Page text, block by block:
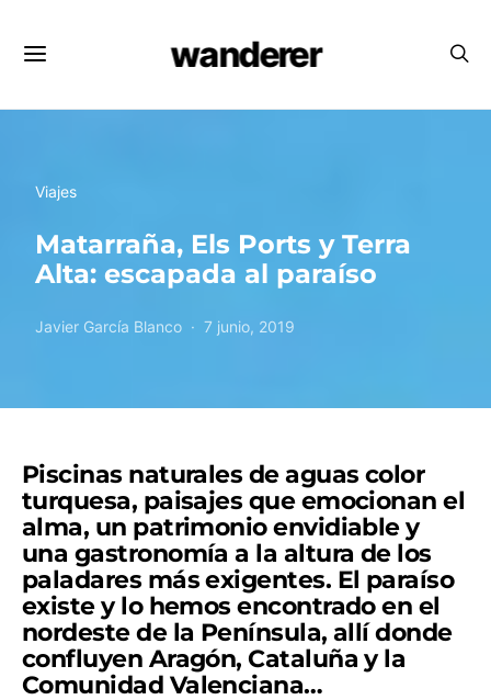
wanderer
Viajes
Matarraña, Els Ports y Terra
Alta: escapada al paraíso
Javier García Blanco 7 junio, 2019
Piscinas naturales de aguas color
turquesa, paisajes que emocionan el
alma, un patrimonio envidiable y
una gastronomía a la altura de los
paladares más exigentes. El paraíso
existe y lo hemos encontrado en el
nordeste de la Península, allí donde
confluyen Aragón, Cataluña y la
Comunidad Valenciana…